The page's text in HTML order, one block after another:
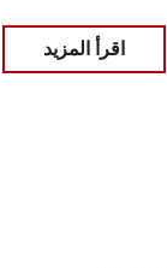
اقرأ المزيد